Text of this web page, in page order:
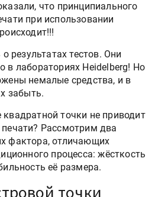
что принципиального
при использовании
результатах тестов. Они
в лабораториях Heidelberg! Но
немалые средства, и в
забыть.
точки не приводит
Рассмотрим два
фактора, отличающих
процесса: жёсткость
её размера.
точки